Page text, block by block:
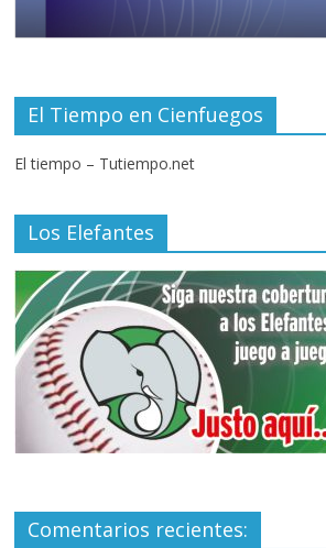
El Tiempo en Cienfuegos
El tiempo – Tutiempo.net
Los Elefantes
Comentarios recientes: